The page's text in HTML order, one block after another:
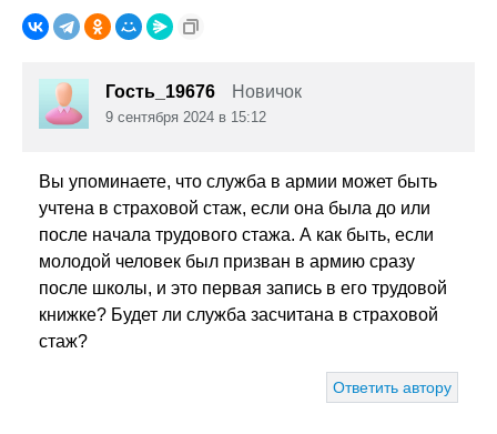
Гость_19676 Новичок
9 сентября 2024 в 15:12
Вы упоминаете, что служба в армии может быть
учтена в страховой стаж, если она была до или
после начала трудового стажа. А как быть, если
молодой человек был призван в армию сразу
после школы, и это первая запись в его трудовой
книжке? Будет ли служба засчитана в страховой
стаж?
Ответить автору